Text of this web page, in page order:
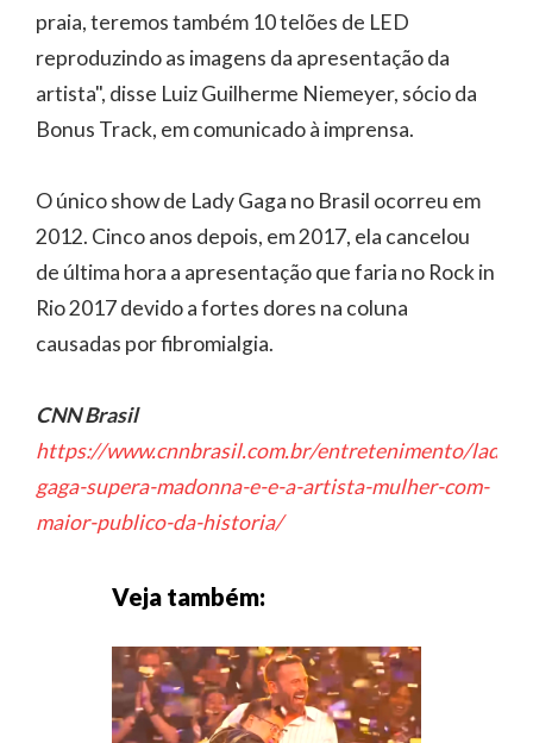
praia, teremos também 10 telões de LED
reproduzindo as imagens da apresentação da
artista", disse Luiz Guilherme Niemeyer, sócio da
Bonus Track, em comunicado à imprensa.
O único show de Lady Gaga no Brasil ocorreu em
2012. Cinco anos depois, em 2017, ela cancelou
de última hora a apresentação que faria no Rock in
Rio 2017 devido a fortes dores na coluna
causadas por fibromialgia.
CNN Brasil
https://www.cnnbrasil.com.br/entretenimento/lady-
gaga-supera-madonna-e-e-a-artista-mulher-com-
maior-publico-da-historia/
Veja também: